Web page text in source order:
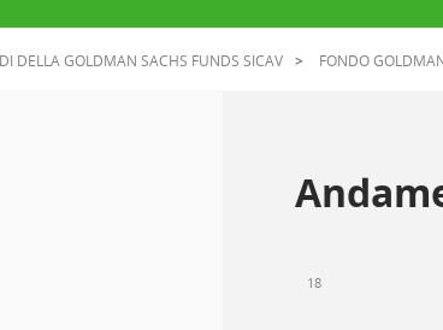
DELLA GOLDMAN SACHS FUNDS SICAV FONDO
18